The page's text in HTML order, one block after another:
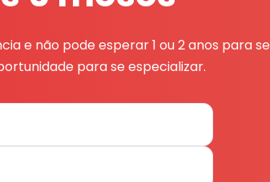
e não pode esperar 1 ou 2 anos para se
para se especializar.